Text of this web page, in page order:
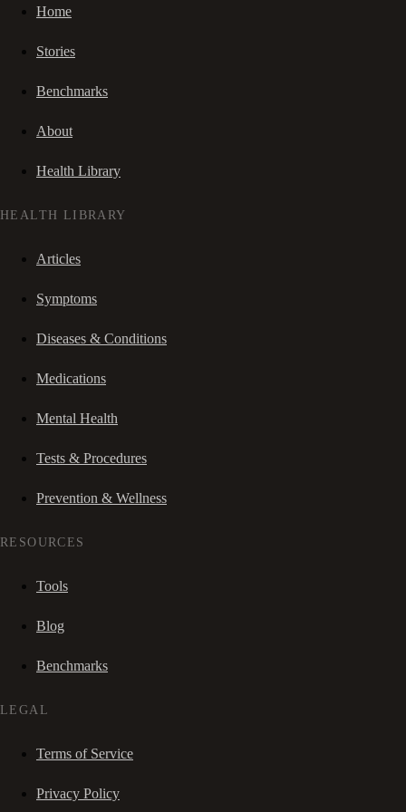
Home
Stories
Benchmarks
About
Health Library
HEALTH LIBRARY
Articles
Symptoms
Diseases & Conditions
Medications
Mental Health
Tests & Procedures
Prevention & Wellness
RESOURCES
Tools
Blog
Benchmarks
LEGAL
Terms of Service
Privacy Policy